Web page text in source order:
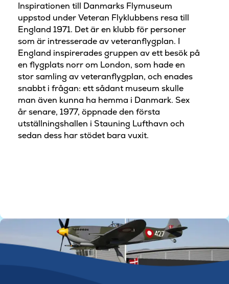
Inspirationen till Danmarks Flymuseum
uppstod under Veteran Flyklubbens resa till
England 1971. Det är en klubb för personer
som är intresserade av veteranflygplan. I
England inspirerades gruppen av ett besök på
en flygplats norr om London, som hade en
stor samling av veteranflygplan, och enades
snabbt i frågan: ett sådant museum skulle
man även kunna ha hemma i Danmark. Sex
år senare, 1977, öppnade den första
utställningshallen i Stauning Lufthavn och
sedan dess har stödet bara vuxit.